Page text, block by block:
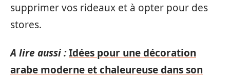
supprimer vos rideaux et à opter pour des
stores.
A lire aussi :Idées pour une décoration
arabe moderne et chaleureuse dans son